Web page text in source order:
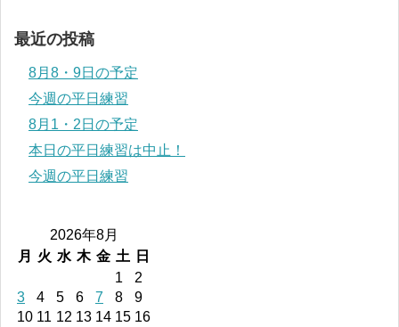
最近の投稿
8月8・9日の予定
今週の平日練習
8月1・2日の予定
本日の平日練習は中止！
今週の平日練習
2026年8月
月
火 水 木 金 土
日
1
2
3
4 5 6 7 8
9
10 11 12 13 14 15 16